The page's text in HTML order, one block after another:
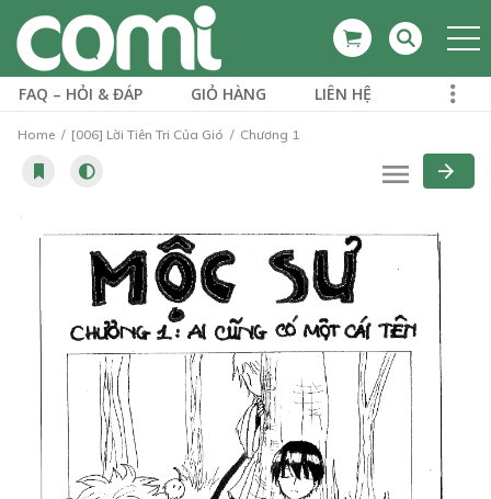
FAQ – HỎI & ĐÁP GIỎ HÀNG LIÊN HỆ
Home [006] Lời Tiên Tri Của Gió Chương 1